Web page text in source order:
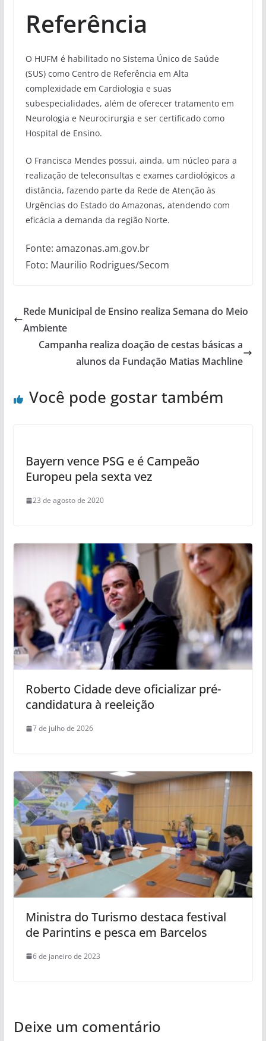
Referência
O HUFM é habilitado no Sistema Único de Saúde
(SUS) como Centro de Referência em Alta
complexidade em Cardiologia e suas
subespecialidades, além de oferecer tratamento em
Neurologia e Neurocirurgia e ser certificado como
Hospital de Ensino.
O Francisca Mendes possui, ainda, um núcleo para a
realização de teleconsultas e exames cardiológicos a
distância, fazendo parte da Rede de Atenção às
Urgências do Estado do Amazonas, atendendo com
eficácia a demanda da região Norte.
Fonte: amazonas.am.gov.br
Foto: Maurilio Rodrigues/Secom
Rede Municipal de Ensino realiza Semana do Meio
Ambiente
Campanha realiza doação de cestas básicas a
alunos da Fundação Matias Machline
Você pode gostar também
Bayern vence PSG e é Campeão
Europeu pela sexta vez
23 de agosto de 2020
Roberto Cidade deve oficializar pré-
candidatura à reeleição
7 de julho de 2026
Ministra do Turismo destaca festival
de Parintins e pesca em Barcelos
6 de janeiro de 2023
Deixe um comentário